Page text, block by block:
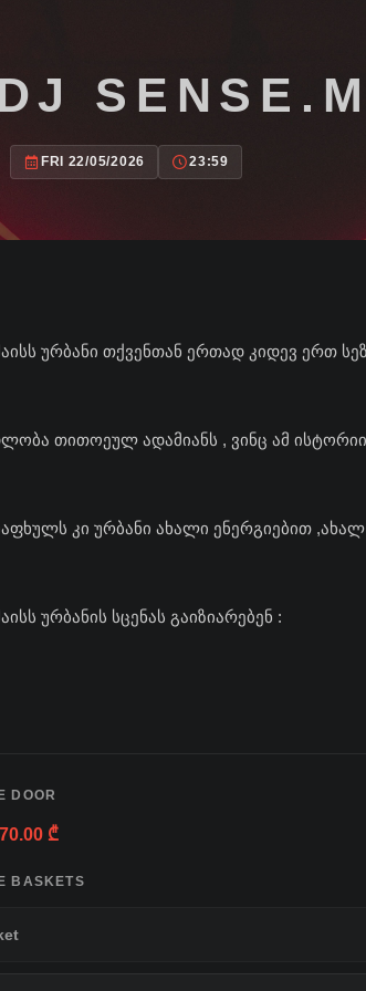
FRI 22/05/2026 23:59
ურბანი თქვენთან ერთად კიდევ ერთ
თითოეულ ადამიანს , ვინც ამ
კი ურბანი ახალი ენერგიებით
ურბანის სცენას გაიზიარებენ :
DOOR
70.00 ₾
BASKETS